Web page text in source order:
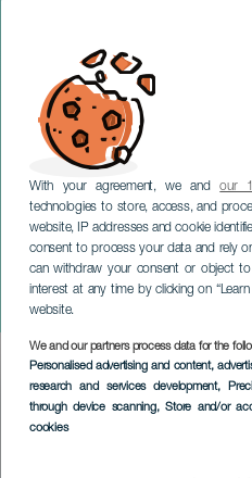
With your agreement, we andour
technologies to store, access, and
website, IP addresses and cookie
consent to process your data and rely
can withdraw your consent or object
interest at any time by clicking on
website.
We and our partners process data for the
Personalised advertising and content,
research and services development,
through device scanning, Store and/or
cookies
Rally Islas
ГРАН-КАНАРИЯ
Imagen
Listado